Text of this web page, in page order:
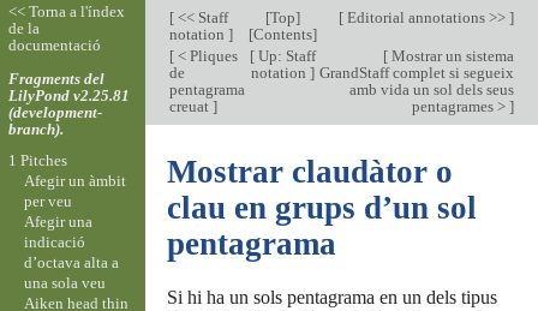
[<< Staff
notation ]
[Top]
[Contents]
[Editorial annotations >> ]
[< Pliques
de
pentagrama
creuat ]
[Up: Staff
notation ]
[Mostrar un sistema
GrandStaff complet si segueix
amb vida un sol dels seus
pentagrames > ]
Mostrar claudàtor o
clau en grups d’un sol
pentagrama
Si hi ha un sols pentagrama en un dels tipus
<< Torna a l'índex
de la
documentació
Fragments del
LilyPond v2.25.81
(development-
branch).
1 Pitches
Afegir un àmbit
per veu
Afegir una
indicació
d’octava alta a
una sola veu
Aiken head thin